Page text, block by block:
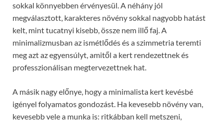
sokkal könnyebben érvényesül. A néhány jól
megválasztott, karakteres növény sokkal nagyobb hatást
kelt, mint tucatnyi kisebb, össze nem illő faj. A
minimalizmusban az ismétlődés és a szimmetria teremti
meg azt az egyensúlyt, amitől a kert rendezettnek és
professzionálisan megtervezettnek hat.
A másik nagy előnye, hogy a minimalista kert kevésbé
igényel folyamatos gondozást. Ha kevesebb növény van,
kevesebb vele a munka is: ritkábban kell metszeni,